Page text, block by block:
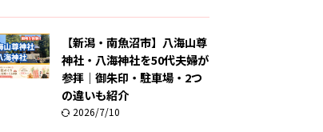
【新潟・南魚沼市】八海山尊
神社・八海神社を50代夫婦が
参拝｜御朱印・駐車場・2つ
の違いも紹介
2026/7/10